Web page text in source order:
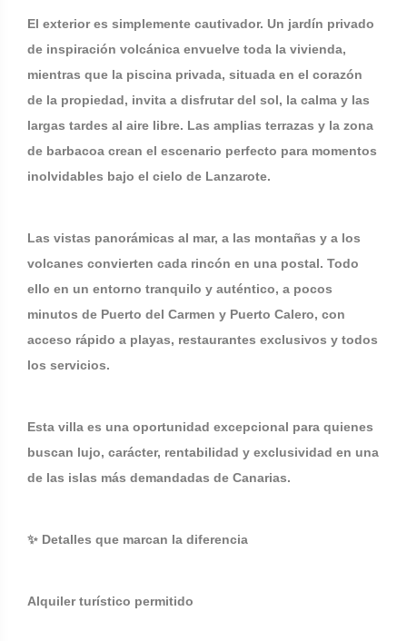
El exterior es simplemente cautivador. Un jardín privado
de inspiración volcánica envuelve toda la vivienda,
mientras que la piscina privada, situada en el corazón
de la propiedad, invita a disfrutar del sol, la calma y las
largas tardes al aire libre. Las amplias terrazas y la zona
de barbacoa crean el escenario perfecto para momentos
inolvidables bajo el cielo de Lanzarote.
Las vistas panorámicas al mar, a las montañas y a los
volcanes convierten cada rincón en una postal. Todo
ello en un entorno tranquilo y auténtico, a pocos
minutos de Puerto del Carmen y Puerto Calero, con
acceso rápido a playas, restaurantes exclusivos y todos
los servicios.
Esta villa es una oportunidad excepcional para quienes
buscan lujo, carácter, rentabilidad y exclusividad en una
de las islas más demandadas de Canarias.
✨ Detalles que marcan la diferencia
Alquiler turístico permitido